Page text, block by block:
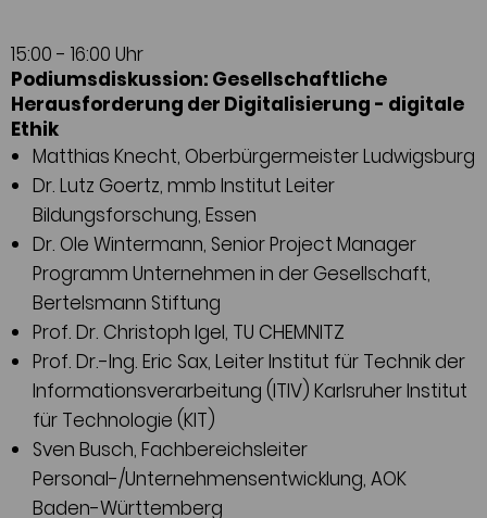
15:00 - 16:00 Uhr
Podiumsdiskussion: Gesellschaftliche
Herausforderung der Digitalisierung - digitale
Ethik
Matthias Knecht, Oberbürgermeister Ludwigsburg
Dr. Lutz Goertz, mmb Institut Leiter
Bildungsforschung, Essen
Dr. Ole Wintermann, Senior Project Manager
Programm Unternehmen in der Gesellschaft,
Bertelsmann Stiftung
Prof. Dr. Christoph Igel, TU CHEMNITZ
Prof. Dr.-Ing. Eric Sax, Leiter Institut für Technik der
Informationsverarbeitung (ITIV) Karlsruher Institut
für Technologie (KIT)
Sven Busch, Fachbereichsleiter
Personal-/Unternehmensentwicklung, AOK
Baden-Württemberg